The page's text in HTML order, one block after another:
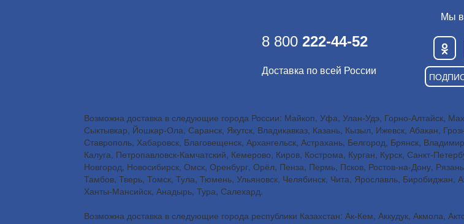
8 800 222-44-52
Доставка по всей России
Мы в
Возможна доставка в следующие города России: Майкоп, Уфа, Улан-Удэ, Горно-Алтайск,
Сыктывкар, Йошкар-Ола, Саранск, Якутск, Владикавказ, Казань, Кызыл, Ижевск, Абакан,
Ставрополь, Хабаровск, Благовещенск, Архангельск, Астрахань, Белгород, Брянск,
Калуга, Петропавловск-Камчатский, Кемерово, Киров, Кострома, Курган, Курск, Санкт-
Новгород, Новосибирск, Омск, Оренбург, Орёл, Пенза, Пермь, Псков, Ростов-на-Дону,
Тамбов, Тверь, Томск, Тула, Тюмень, Ульяновск, Челябинск, Чита, Ярославль,
Ханты-Мансийск, Анадырь, Тура, Салехард.
Возможна доставка в следующие города республики Казахстан: Ак-Кем, Аккудук, Акмола,